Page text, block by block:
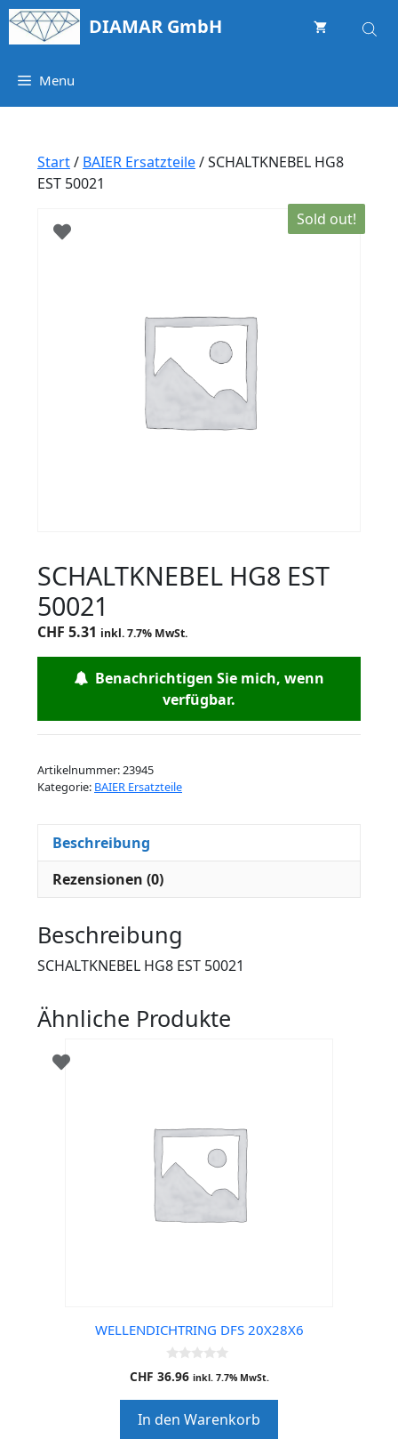
Springe
zum
DIAMAR GmbH
Menu
Start/ BAIER Ersatzteile/ SCHALTKNEBEL HG8
EST 50021
Sold out!
SCHALTKNEBEL HG8 EST
50021
CHF 5.31 inkl. 7.7% MwSt.
Benachrichtigen Sie mich, wenn
verfügbar.
Artikelnummer:23945
Kategorie: BAIER Ersatzteile
Beschreibung
Rezensionen (0)
Beschreibung
SCHALTKNEBEL HG8 EST 50021
Ähnliche Produkte
WELLENDICHTRING DFS 20X28X6
0
o
o
f
5
CHF 36.96 inkl. 7.7% MwSt.
In den Warenkorb